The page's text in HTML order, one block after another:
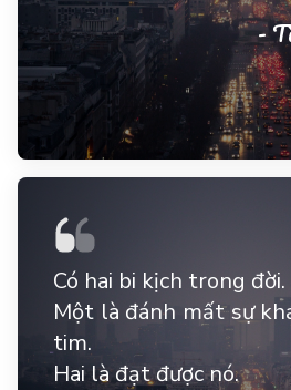
-
Có hai bi kịch trong đời.
Một là đánh mất sự
tim.
Hai là đạt được nó.